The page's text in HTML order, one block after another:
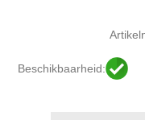
Beschikbaarheid: